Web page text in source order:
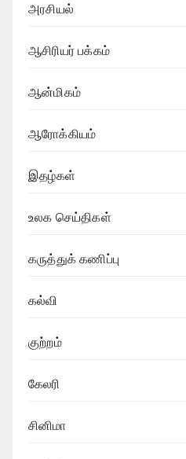
அரசியல்
ஆசிரியர் பக்கம்
ஆன்மிகம்
ஆரோக்கியம்
இதழ்கள்
உலக செய்திகள்
கருத்துக் கணிப்பு
கல்வி
குற்றம்
கேலரி
சினிமா